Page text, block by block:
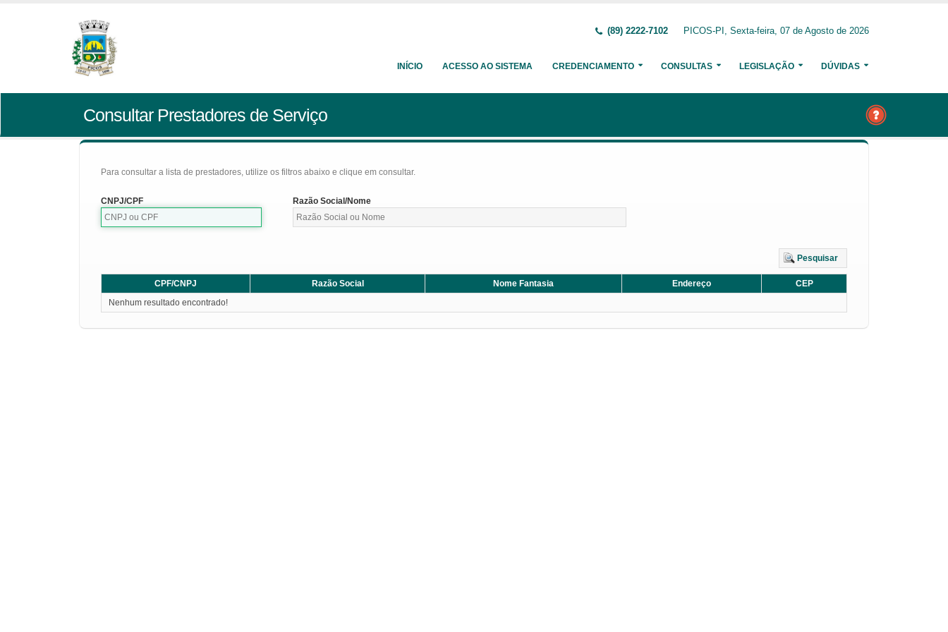
(89) 2222-7102 PICOS-PI, Sexta-feira, 07 de Agosto de 2026
INÍCIO ACESSO AO SISTEMA CREDENCIAMENTO CONSULTAS LEGISLAÇÃO DÚVIDAS
Consultar Prestadores de Serviço
Para consultar a lista de prestadores, utilize os filtros abaixo e clique em consultar.
CNPJ/CPF Razão Social/Nome
Pesquisar
CPF/CNPJ Razão Social Nome Fantasia Endereço
CEP
Nenhum resultado encontrado!